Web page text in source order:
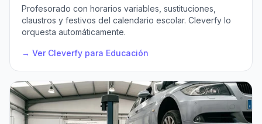
Profesorado con horarios variables, sustituciones,
claustros y festivos del calendario escolar. Cleverfy lo
orquesta automáticamente.
→ Ver Cleverfy para Educación